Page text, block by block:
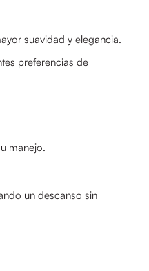
suavidad y elegancia.
preferencias de
manejo.
un descanso sin